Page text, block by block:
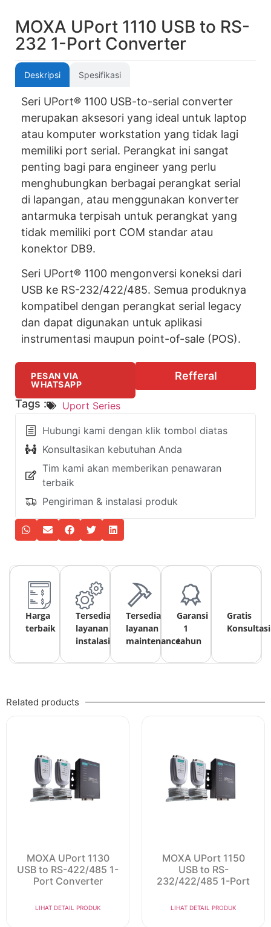
MOXA UPort 1110 USB to RS-
232 1-Port Converter
Deskripsi Spesifikasi
Seri UPort® 1100 USB-to-serial converter
merupakan aksesori yang ideal untuk laptop
atau komputer workstation yang tidak lagi
memiliki port serial. Perangkat ini sangat
penting bagi para engineer yang perlu
menghubungkan berbagai perangkat serial
di lapangan, atau menggunakan konverter
antarmuka terpisah untuk perangkat yang
tidak memiliki port COM standar atau
konektor DB9.
Seri UPort® 1100 mengonversi koneksi dari
USB ke RS-232/422/485. Semua produknya
kompatibel dengan perangkat serial legacy
dan dapat digunakan untuk aplikasi
instrumentasi maupun point-of-sale (POS).
PESAN VIA
WHATSAPP
Refferal
Tags : Uport Series
Hubungi kami dengan klik tombol diatas
Konsultasikan kebutuhan Anda
Tim kami akan memberikan penawaran
terbaik
Pengiriman & instalasi produk
Harga
terbaik
Tersedia
layanan
instalasi
Tersedia
layanan
maintenance
Garansi
1
tahun
Gratis
Konsultasi
Related products
MOXA UPort 1130
USB to RS-422/485 1-
Port Converter
LIHAT DETAIL PRODUK
MOXA UPort 1150
USB to RS-
232/422/485 1-Port
LIHAT DETAIL PRODUK